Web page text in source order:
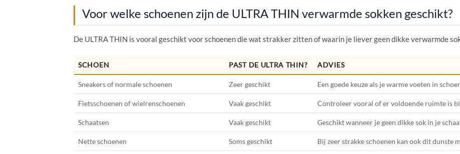
Voor welke schoenen zijn de ULTRA THIN verwarmde sokken geschikt?
De ULTRA THIN is vooral geschikt voor schoenen die wat strakker zitten of waarin je liever geen dikke verwarmde
SCHOEN PAST DE ULTRA THIN? ADVIES
Sneakers of normale schoenen Zeer geschikt Een goede keuze als je warme voeten in
Fietsschoenen of wielrenschoenen Vaak geschikt Controleer vooral of er voldoende ruimte is
Schaatsen Vaak geschikt Geschikt wanneer je geen dikke sok in je
Nette schoenen Soms geschikt Bij zeer strakke schoenen kan ook dit dunste